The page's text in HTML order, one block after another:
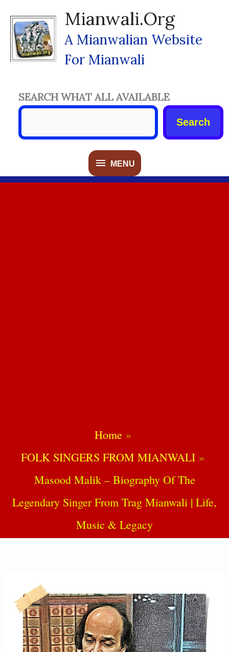
Content
Mianwali.org
A Mianwalian Website
For Mianwali
MENU
MENU
SEARCH WHAT ALL AVAILABLE
Search
Home
FOLK SINGERS FROM MIANWALI
Masood Malik – Biography Of The
Legendary Singer From Trag Mianwali | Life,
Music & Legacy